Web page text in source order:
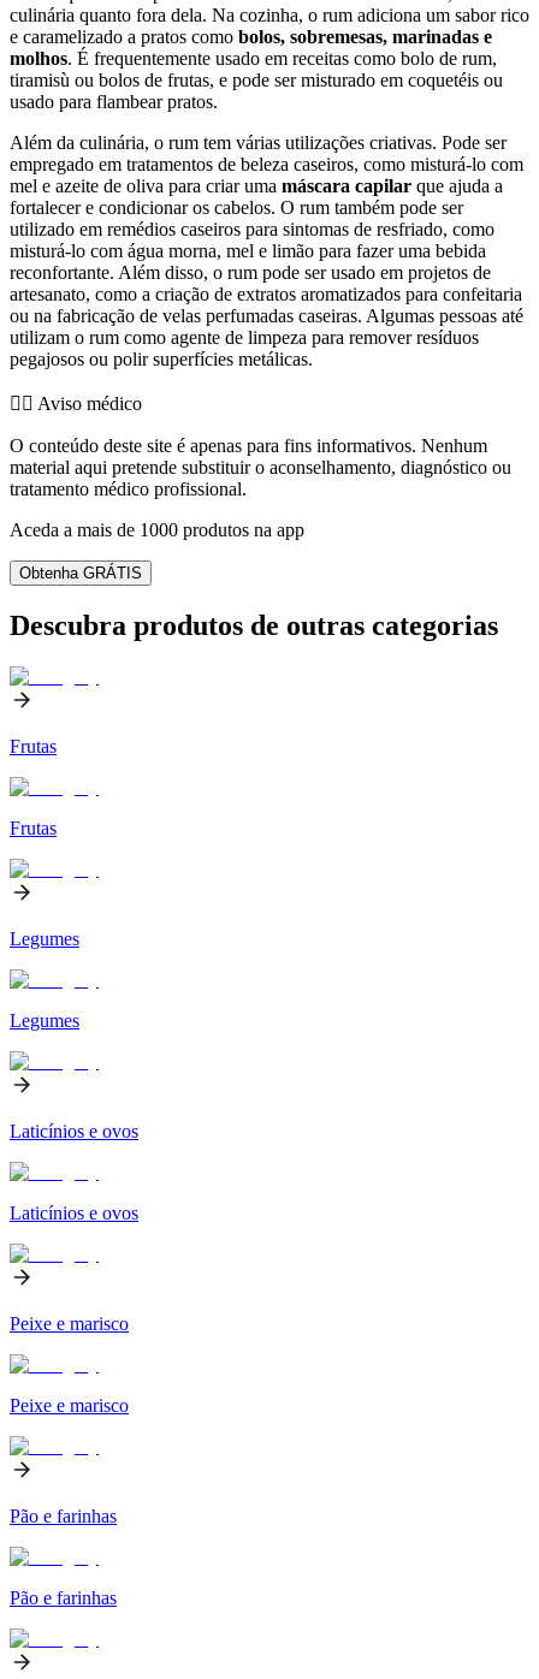
culinária quanto fora dela. Na cozinha, o rum adiciona um sabor rico
e caramelizado a pratos como bolos, sobremesas, marinadas e
molhos. É frequentemente usado em receitas como bolo de rum,
tiramisù ou bolos de frutas, e pode ser misturado em coquetéis ou
usado para flambear pratos.
Além da culinária, o rum tem várias utilizações criativas. Pode ser
empregado em tratamentos de beleza caseiros, como misturá-lo com
mel e azeite de oliva para criar uma máscara capilar que ajuda a
fortalecer e condicionar os cabelos. O rum também pode ser
utilizado em remédios caseiros para sintomas de resfriado, como
misturá-lo com água morna, mel e limão para fazer uma bebida
reconfortante. Além disso, o rum pode ser usado em projetos de
artesanato, como a criação de extratos aromatizados para confeitaria
ou na fabricação de velas perfumadas caseiras. Algumas pessoas até
utilizam o rum como agente de limpeza para remover resíduos
pegajosos ou polir superfícies metálicas.
👨‍⚕️️ Aviso médico
O conteúdo deste site é apenas para fins informativos. Nenhum
material aqui pretende substituir o aconselhamento, diagnóstico ou
tratamento médico profissional.
Aceda a mais de 1000 produtos na app
Obtenha GRÁTIS
Descubra produtos de outras categorias
Frutas
Frutas
Legumes
Legumes
Laticínios e ovos
Laticínios e ovos
Peixe e marisco
Peixe e marisco
Pão e farinhas
Pão e farinhas